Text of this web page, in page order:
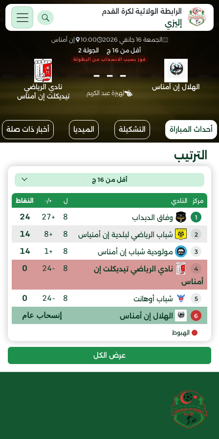
الرابطة الولائية لكرة القدم
إليزي
الجمعة 16 جانفي 2026 10:00
إن أمناس
أقل من 16 ج
الجولة 2
الهلال إن أمناس -
-
-
فوز بسبب الانسحاب من البطولة
لهيزة عبد الكريم
نادي الرياضي
تيديكلت إن أمناس
أحداث المباراة التشكيلة الميديا أخبار ذات صلة
الترتيب
أقل من 16 ج
مركز النادي ل +/- النقاط
1 وفاق الدبداب 8
+27
24
2 شباب الرياضي لبلدية إن أمنياس 8
+8
14
3 مولودية شباب إن أمناس 8
+1
14
4
نادي الرياضي تيديكلت إن
أمناس
8
-24
0
5 شباب أوهانت 8
-24
0
6 الهلال إن أمناس إنسحاب عام
الهبوط
عرض الكل